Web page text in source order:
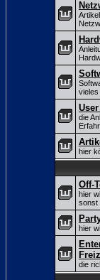
vieles
die
hier
Off-
hier
sonst
hier
die